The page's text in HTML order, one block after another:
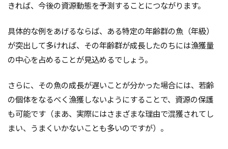
きれば、今後の資源動態を予測することにつながります。
具体的な例をあげるならば、ある特定の年齢群の魚（年級）
が突出して多ければ、その年齢群が成長したのちには漁獲量
の中心を占めることが見込めるでしょう。
さらに、その魚の成長が遅いことが分かった場合には、若齢
の個体をなるべく漁獲しないようにすることで、資源の保護
も可能です（まあ、実際にはさまざまな理由で混獲されてし
まい、うまくいかないことも多いのですが）。